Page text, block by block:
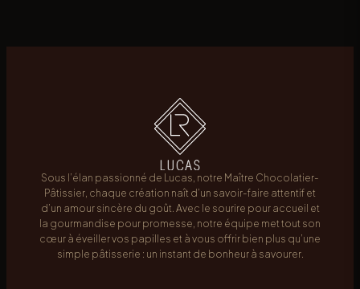
Sous l’élan passionné de Lucas, notre Maître Chocolatier-
Pâtissier, chaque création naît d’un savoir-faire attentif et
d’un amour sincère du goût. Avec le sourire pour accueil et
la gourmandise pour promesse, notre équipe met tout son
cœur à éveiller vos papilles et à vous offrir bien plus qu’une
simple pâtisserie : un instant de bonheur à savourer.